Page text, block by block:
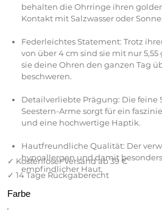
behalten die Ohrringe ihren
Kontakt mit Salzwasser oder
Federleichtes Statement: Trotz
von über 4 cm sind sie mit nur 5,55
sie deine Ohren den ganzen Tag
beschweren.
Detailverliebte Prägung: Die feine
Seestern-Arme sorgt für ein
und eine hochwertige Haptik.
Hautfreundliche Qualität: Der
hypoallergen und damit
empfindlicher Haut.
Farbe